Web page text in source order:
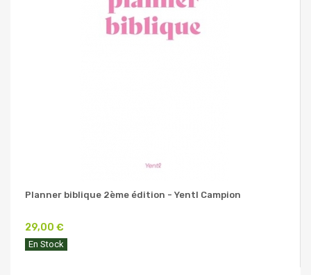
Planner biblique 2ème édition - Yentl Campion
29,00 €
En Stock